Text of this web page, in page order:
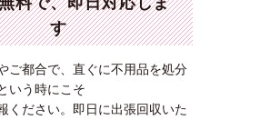
す
ご都合で、直ぐに不用品を処分
いう時にこそ
ください。即日に出張回収いた